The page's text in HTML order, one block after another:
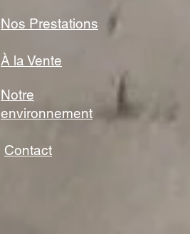
Nos Prestations
À la Vente
Notre
environnement
Contact